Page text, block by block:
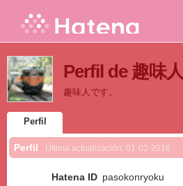
Perfil de 趣味人
趣味人です。
Perfil
Perfil Última actualización: 01-02-2016
Hatena ID pasokonryoku